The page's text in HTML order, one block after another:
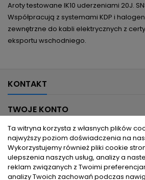
Aroty testowane IK10 uderzeniami 20J.
Współpracują z systemami KDP i
zewnętrzne do kabli elektrycznych z
eksportu wschodniego.
KONTAKT
TWOJE KONTO
INFORMACJE DLA CIEBIE
PRODUKTY
Ta witryna korzysta z własnych plików
najwyższy poziom doświadczenia na
Wykorzystujemy również pliki cookie
ulepszenia naszych usług, analizy a
reklam związanych z Twoimi
analizy Twoich zachowań podczas